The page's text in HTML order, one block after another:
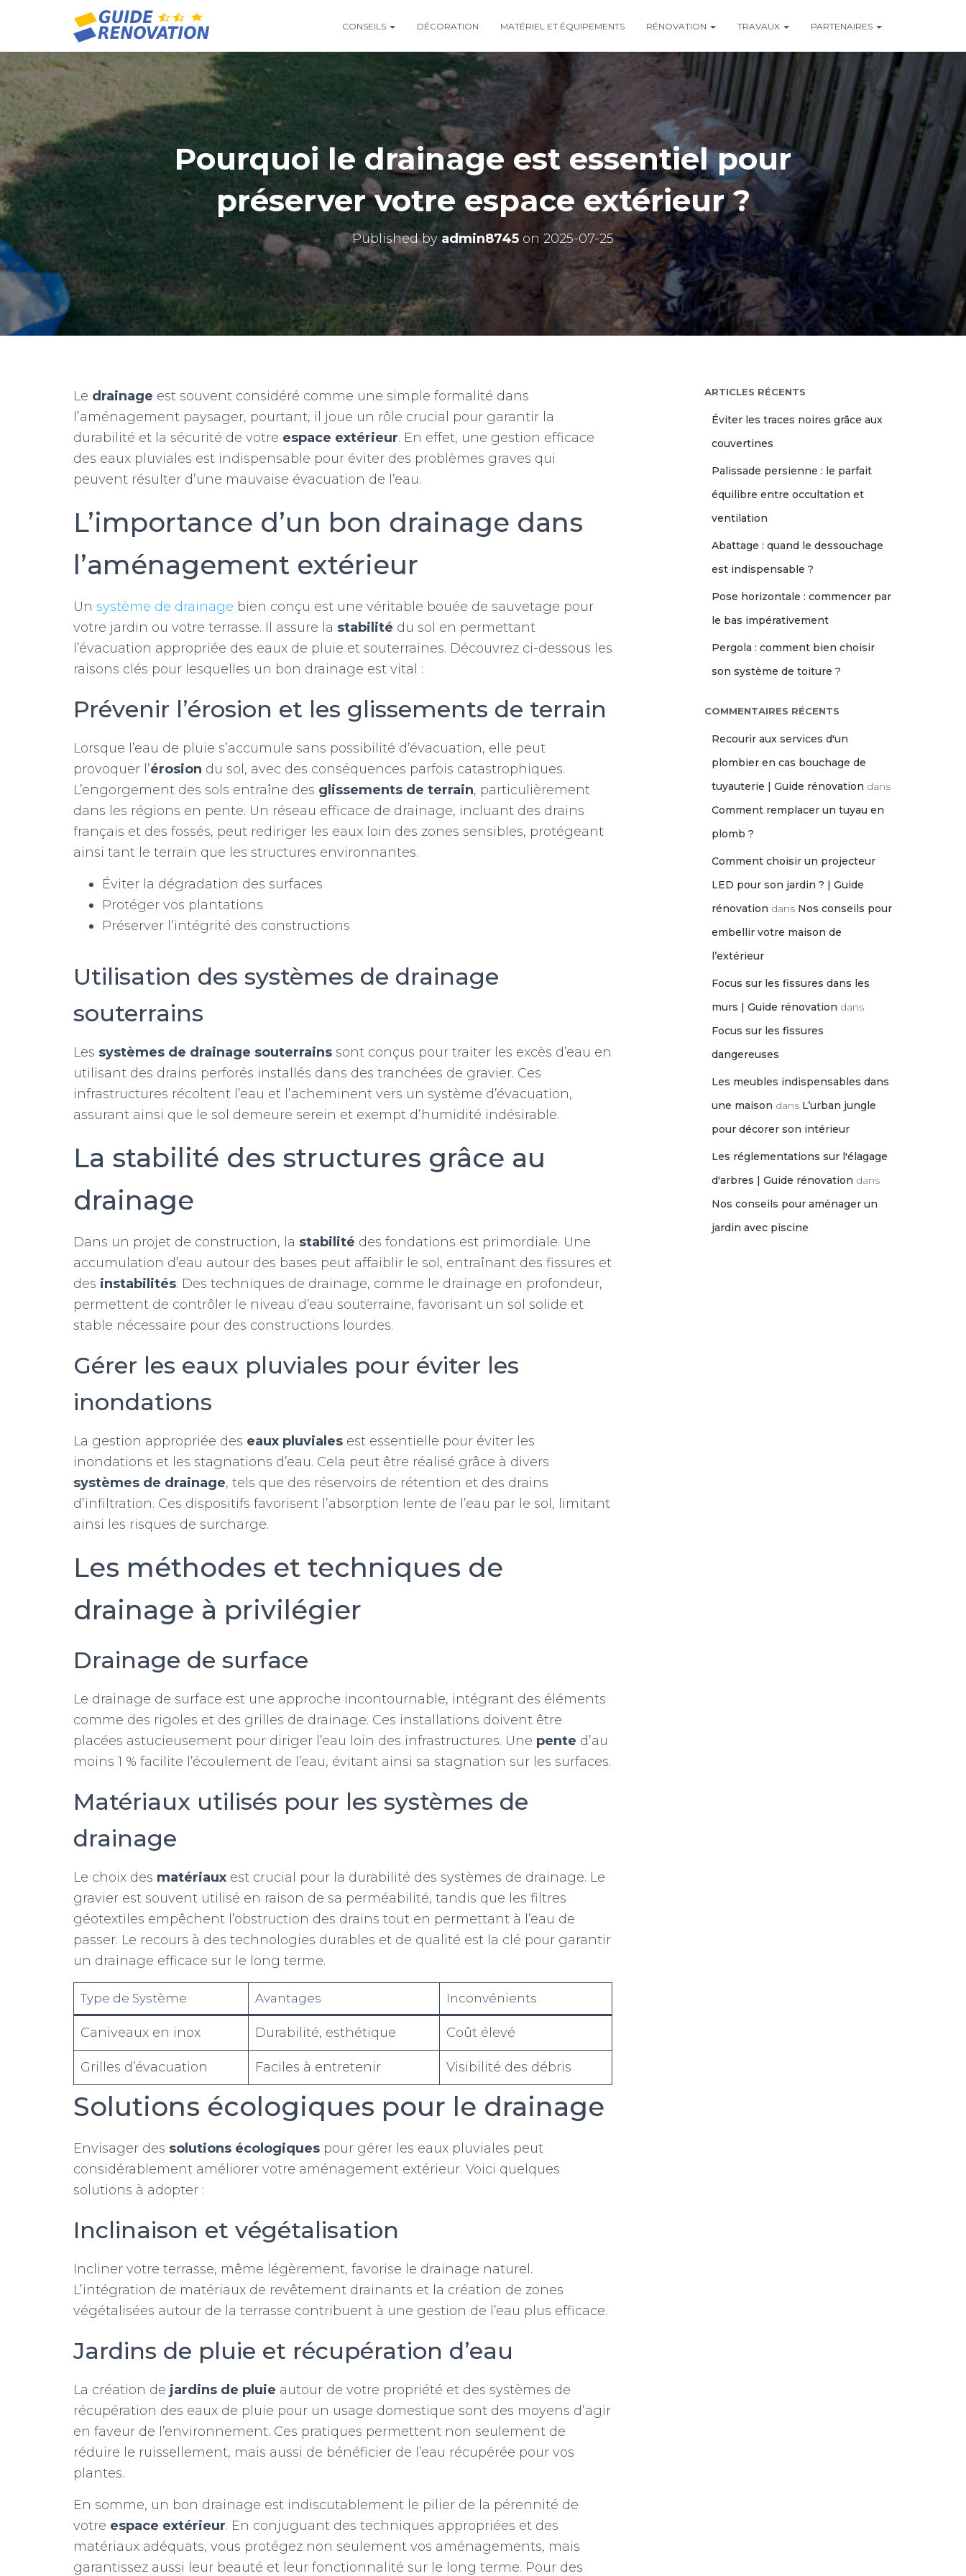
CONSEILS DÉCORATION MATÉRIEL ET ÉQUIPEMENTS RÉNOVATION TRAVAUX PARTENAIRES
Pourquoi le drainage est essentiel pour
préserver votre espace extérieur ?
Published byadmin8745 on 2025-07-25
Le drainage est souvent considéré comme une simple formalité dans
l’aménagement paysager, pourtant, il joue un rôle crucial pour garantir la
durabilité et la sécurité de votre espace extérieur. En effet, une gestion efficace
des eaux pluviales est indispensable pour éviter des problèmes graves qui
peuvent résulter d’une mauvaise évacuation de l’eau.
L’importance d’un bon drainage dans
l’aménagement extérieur
Un système de drainage bien conçu est une véritable bouée de sauvetage pour
votre jardin ou votre terrasse. Il assure la stabilité du sol en permettant
l’évacuation appropriée des eaux de pluie et souterraines. Découvrez ci-dessous les
raisons clés pour lesquelles un bon drainage est vital :
Prévenir l’érosion et les glissements de terrain
Lorsque l’eau de pluie s’accumule sans possibilité d’évacuation, elle peut
provoquer l’érosion du sol, avec des conséquences parfois catastrophiques.
L’engorgement des sols entraîne des glissements de terrain, particulièrement
dans les régions en pente. Un réseau efficace de drainage, incluant des drains
français et des fossés, peut rediriger les eaux loin des zones sensibles, protégeant
ainsi tant le terrain que les structures environnantes.
Éviter la dégradation des surfaces
Protéger vos plantations
Préserver l’intégrité des constructions
Utilisation des systèmes de drainage
souterrains
Les systèmes de drainage souterrains sont conçus pour traiter les excès d’eau en
utilisant des drains perforés installés dans des tranchées de gravier. Ces
infrastructures récoltent l’eau et l’acheminent vers un système d’évacuation,
assurant ainsi que le sol demeure serein et exempt d’humidité indésirable.
La stabilité des structures grâce au
drainage
Dans un projet de construction, la stabilité des fondations est primordiale. Une
accumulation d’eau autour des bases peut affaiblir le sol, entraînant des fissures et
des instabilités. Des techniques de drainage, comme le drainage en profondeur,
permettent de contrôler le niveau d’eau souterraine, favorisant un sol solide et
stable nécessaire pour des constructions lourdes.
Gérer les eaux pluviales pour éviter les
inondations
La gestion appropriée des eaux pluviales est essentielle pour éviter les
inondations et les stagnations d’eau. Cela peut être réalisé grâce à divers
systèmes de drainage, tels que des réservoirs de rétention et des drains
d’infiltration. Ces dispositifs favorisent l’absorption lente de l’eau par le sol, limitant
ainsi les risques de surcharge.
Les méthodes et techniques de
drainage à privilégier
Drainage de surface
Le drainage de surface est une approche incontournable, intégrant des éléments
comme des rigoles et des grilles de drainage. Ces installations doivent être
placées astucieusement pour diriger l’eau loin des infrastructures. Une pente d’au
moins 1 % facilite l’écoulement de l’eau, évitant ainsi sa stagnation sur les surfaces.
Matériaux utilisés pour les systèmes de
drainage
Le choix des matériaux est crucial pour la durabilité des systèmes de drainage. Le
gravier est souvent utilisé en raison de sa perméabilité, tandis que les filtres
géotextiles empêchent l’obstruction des drains tout en permettant à l’eau de
passer. Le recours à des technologies durables et de qualité est la clé pour garantir
un drainage efficace sur le long terme.
Type de Système Avantages Inconvénients
Caniveaux en inox Durabilité, esthétique Coût élevé
Grilles d’évacuation Faciles à entretenir Visibilité des débris
Solutions écologiques pour le drainage
Envisager des solutions écologiques pour gérer les eaux pluviales peut
considérablement améliorer votre aménagement extérieur. Voici quelques
solutions à adopter :
Inclinaison et végétalisation
Incliner votre terrasse, même légèrement, favorise le drainage naturel.
L’intégration de matériaux de revêtement drainants et la création de zones
végétalisées autour de la terrasse contribuent à une gestion de l’eau plus efficace.
Jardins de pluie et récupération d’eau
La création de jardins de pluie autour de votre propriété et des systèmes de
récupération des eaux de pluie pour un usage domestique sont des moyens d’agir
en faveur de l’environnement. Ces pratiques permettent non seulement de
réduire le ruissellement, mais aussi de bénéficier de l’eau récupérée pour vos
plantes.
En somme, un bon drainage est indiscutablement le pilier de la pérennité de
votre espace extérieur. En conjuguant des techniques appropriées et des
matériaux adéquats, vous protégez non seulement vos aménagements, mais
garantissez aussi leur beauté et leur fonctionnalité sur le long terme. Pour des
ARTICLES RÉCENTS
Éviter les traces noires grâce aux
couvertines
Palissade persienne : le parfait
équilibre entre occultation et
ventilation
Abattage : quand le dessouchage
est indispensable ?
Pose horizontale : commencer par
le bas impérativement
Pergola : comment bien choisir
son système de toiture ?
COMMENTAIRES RÉCENTS
Recourir aux services d'un
plombier en cas bouchage de
tuyauterie | Guide rénovation dans
Comment remplacer un tuyau en
plomb ?
Comment choisir un projecteur
LED pour son jardin ? | Guide
rénovation dans Nos conseils pour
embellir votre maison de
l’extérieur
Focus sur les fissures dans les
murs | Guide rénovation dans
Focus sur les fissures
dangereuses
Les meubles indispensables dans
une maison dans L’urban jungle
pour décorer son intérieur
Les réglementations sur l'élagage
d'arbres | Guide rénovation dans
Nos conseils pour aménager un
jardin avec piscine